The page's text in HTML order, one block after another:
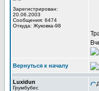
Зарегистрирован:
20.06.2003
Сообщения: 6474
Откуда: Жуковка-98
Вернуться к началу
Luxidun
Грумбубес